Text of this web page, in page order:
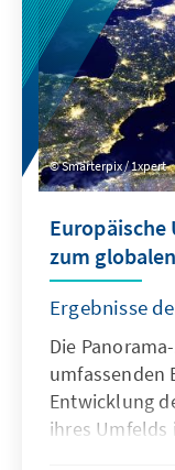
geschützt
für
Oligopol
Smarterpix / 1xpert
Europäische
zum
Ergebnisse
Die
umfassenden
Entwicklung
ihres Umfelds